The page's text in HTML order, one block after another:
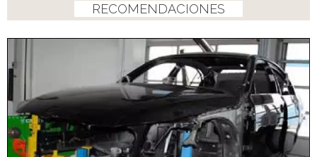
RECOMENDACIONES